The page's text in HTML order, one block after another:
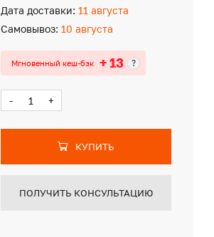
Дата доставки: 11 августа
Самовывоз: 10 августа
Мгновенный кеш-бэк + 13 ?
- +
КУПИТЬ
ПОЛУЧИТЬ КОНСУЛЬТАЦИЮ